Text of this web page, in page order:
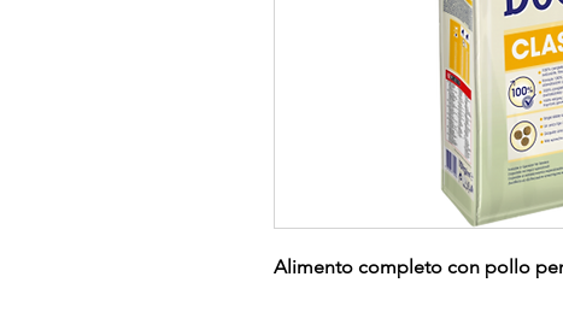
Alimento completo con pollo